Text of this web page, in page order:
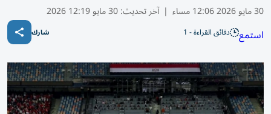
30 مايو 2026 12:06 مساء | آخر تحديث:30 مايو 12:19 2026
استمع دقائق القراءة - 1 شارك